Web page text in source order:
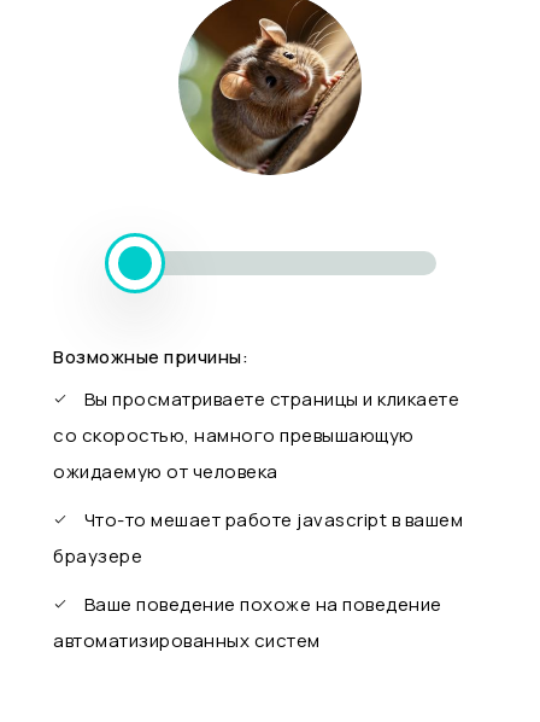
Возможные причины:
Вы просматриваете страницы и кликаете
со скоростью, намного превышающую
ожидаемую от человека
Что-то мешает работе javascript в вашем
браузере
Ваше поведение похоже на поведение
автоматизированных систем